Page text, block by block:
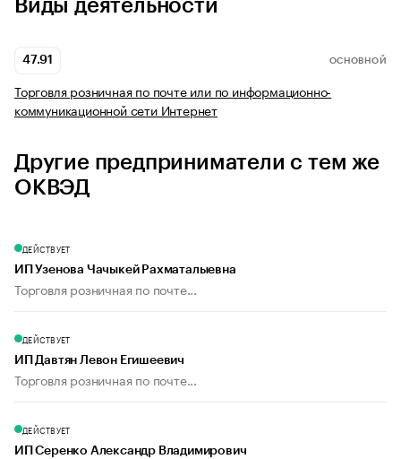
Виды деятельности
47.91 ОСНОВНОЙ
Торговля розничная по почте или по информационно-
коммуникационной сети Интернет
Другие предприниматели с тем же
ОКВЭД
ДЕЙСТВУЕТ
ИП Узенова Чачыкей Рахматалыевна
Торговля розничная по почте...
ДЕЙСТВУЕТ
ИП Давтян Левон Егишеевич
Торговля розничная по почте...
ДЕЙСТВУЕТ
ИП Серенко Александр Владимирович